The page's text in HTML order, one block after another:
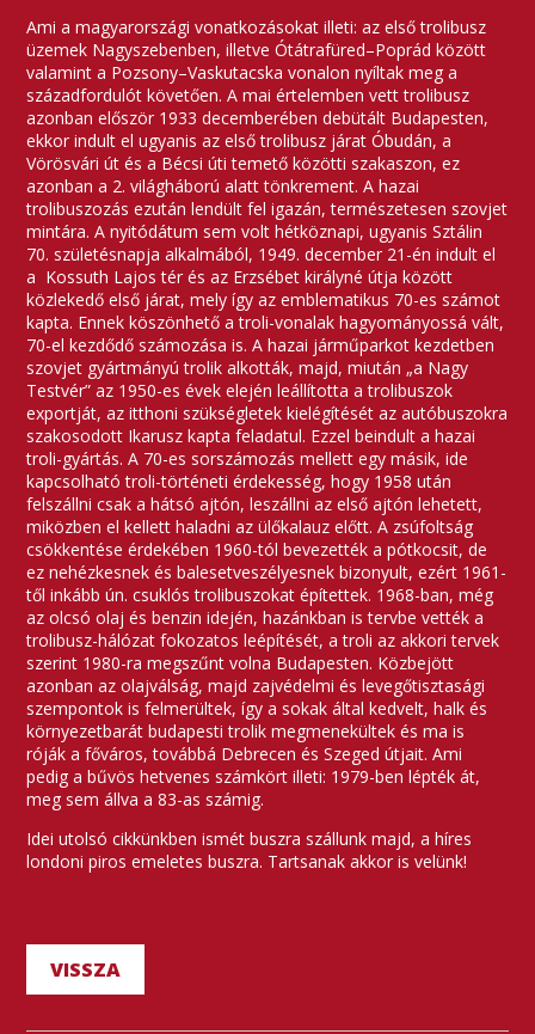
Ami a magyarországi vonatkozásokat illeti: az első trolibusz
üzemek Nagyszebenben, illetve Ótátrafüred–Poprád között
valamint a Pozsony–Vaskutacska vonalon nyíltak meg a
századfordulót követően. A mai értelemben vett trolibusz
azonban először 1933 decemberében debütált Budapesten,
ekkor indult el ugyanis az első trolibusz járat Óbudán, a
Vörösvári út és a Bécsi úti temető közötti szakaszon, ez
azonban a 2. világháború alatt tönkrement. A hazai
trolibuszozás ezután lendült fel igazán, természetesen szovjet
mintára. A nyitódátum sem volt hétköznapi, ugyanis Sztálin
70. születésnapja alkalmából, 1949. december 21-én indult el
a Kossuth Lajos tér és az Erzsébet királyné útja között
közlekedő első járat, mely így az emblematikus 70-es számot
kapta. Ennek köszönhető a troli-vonalak hagyományossá vált,
70-el kezdődő számozása is. A hazai járműparkot kezdetben
szovjet gyártmányú trolik alkották, majd, miután „a Nagy
Testvér” az 1950-es évek elején leállította a trolibuszok
exportját, az itthoni szükségletek kielégítését az autóbuszokra
szakosodott Ikarusz kapta feladatul. Ezzel beindult a hazai
troli-gyártás. A 70-es sorszámozás mellett egy másik, ide
kapcsolható troli-történeti érdekesség, hogy 1958 után
felszállni csak a hátsó ajtón, leszállni az első ajtón lehetett,
miközben el kellett haladni az ülőkalauz előtt. A zsúfoltság
csökkentése érdekében 1960-tól bevezették a pótkocsit, de
ez nehézkesnek és balesetveszélyesnek bizonyult, ezért 1961-
től inkább ún. csuklós trolibuszokat építettek. 1968-ban, még
az olcsó olaj és benzin idején, hazánkban is tervbe vették a
trolibusz-hálózat fokozatos leépítését, a troli az akkori tervek
szerint 1980-ra megszűnt volna Budapesten. Közbejött
azonban az olajválság, majd zajvédelmi és levegőtisztasági
szempontok is felmerültek, így a sokak által kedvelt, halk és
környezetbarát budapesti trolik megmenekültek és ma is
róják a főváros, továbbá Debrecen és Szeged útjait. Ami
pedig a bűvös hetvenes számkört illeti: 1979-ben lépték át,
meg sem állva a 83-as számig.
Idei utolsó cikkünkben ismét buszra szállunk majd, a híres
londoni piros emeletes buszra. Tartsanak akkor is velünk!
VISSZA